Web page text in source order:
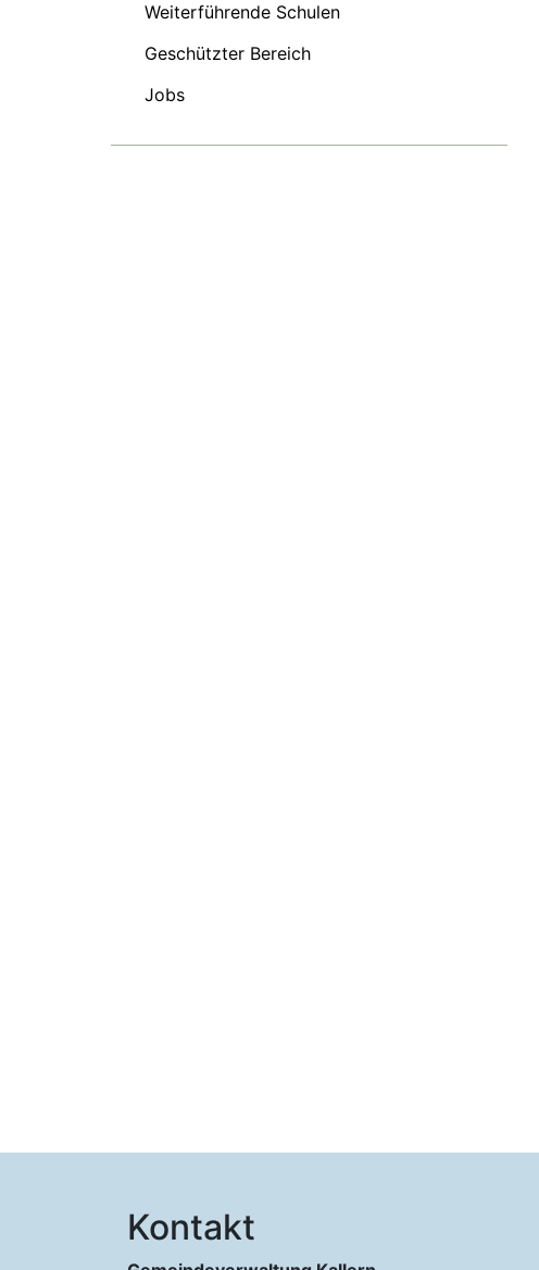
Weiterführende Schulen
Geschützter Bereich
Jobs
Kontakt